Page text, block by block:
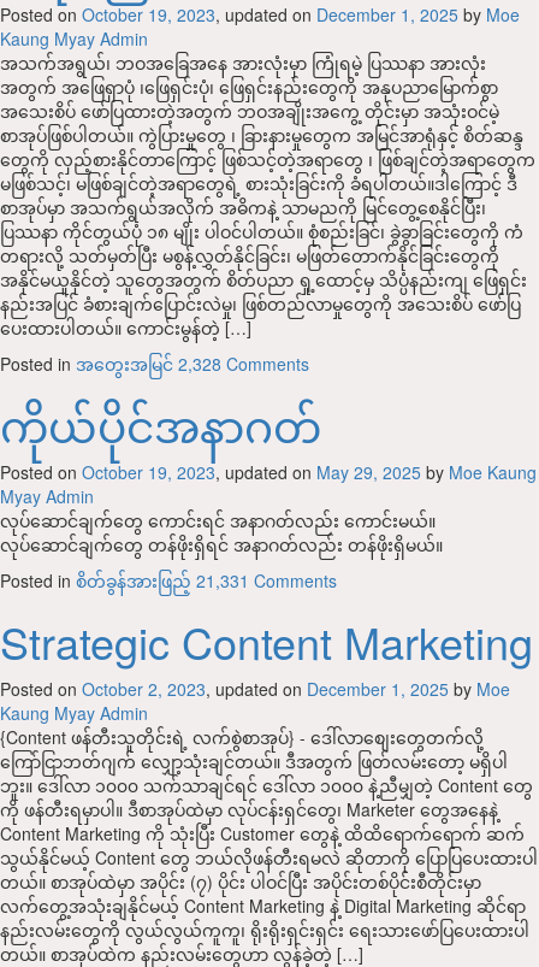
Posted on October 19, 2023, updated on December 1, 2025 by Moe
Kaung Myay Admin
အသက်အရွယ်၊ ဘဝအခြေအနေ အားလုံးမှာ ကြုံရမဲ့ ပြဿနာ အားလုံး
အတွက် အဖြေရှာပုံ ၊ဖြေရှင်းပုံ၊ ဖြေရှင်းနည်းတွေကို အနုပညာမြောက်စွာ
အသေးစိပ် ဖော်ပြထားတဲ့အတွက် ဘဝအချိုးအကွေ့ တိုင်းမှာ အသုံးဝင်မဲ့
စာအုပ်ဖြစ်ပါတယ်။ ကွဲပြားမှုတွေ ၊ ခြားနားမှုတွေက အမြင်အာရုံနှင့် စိတ်ဆန္ဒ
တွေကို လှည့်စားနိုင်တာကြောင့် ဖြစ်သင့်တဲ့အရာတွေ ၊ ဖြစ်ချင်တဲ့အရာတွေက
မဖြစ်သင့်၊ မဖြစ်ချင်တဲ့အရာတွေရဲ့ စားသုံးခြင်းကို ခံရပါတယ်။ဒါကြောင့် ဒီ
စာအုပ်မှာ အသက်ရွယ်အလိုက် အဓိကနဲ့ သာမညကို မြင်တွေ့စေနိုင်ပြီး၊
ပြဿနာ ကိုင်တွယ်ပုံ ၁၈ မျိုး ပါဝင်ပါတယ်။ စုံစည်းခြင်၊ ခွဲခွာခြင်းတွေကို ကံ
တရားလို့ သတ်မှတ်ပြီး မစွန့်လွှတ်နိုင်ခြင်း၊ မဖြတ်တောက်နိုင်ခြင်းတွေကို
အနိုင်မယူနိုင်တဲ့ သူတွေအတွက် စိတ်ပညာ ရှု့ထောင့်မှ သိပ္ပံနည်းကျ ဖြေရှင်း
နည်းအပြင် ခံစားချက်ပြောင်းလဲမှု၊ ဖြစ်တည်လာမှုတွေကို အသေးစိပ် ဖော်ပြ
ပေးထားပါတယ်။ ‌ကောင်းမွန်တဲ့ […]
Posted in အတွေးအမြင် 2,328 Comments
ကိုယ်ပိုင်အနာဂတ်
Posted on October 19, 2023, updated on May 29, 2025 by Moe Kaung
Myay Admin
လုပ်ဆောင်ချက်တွေ ကောင်းရင် အနာဂတ်လည်း ကောင်းမယ်။
လုပ်ဆောင်ချက်တွေ တန်ဖိုးရှိရင် အနာဂတ်လည်း တန်ဖိုးရှိမယ်။
Posted in စိတ်ခွန်အားဖြည့် 21,331 Comments
Strategic Content Marketing
Posted on October 2, 2023, updated on December 1, 2025 by Moe
Kaung Myay Admin
{Content ဖန်တီးသူတိုင်းရဲ့ လက်စွဲစာအုပ်} -‌ ဒေါ်လာစျေးတွေတက်လို့
ကြော်ငြာဘတ်ဂျက် လျှော့သုံးချင်တယ်။ ဒီအတွက် ဖြတ်လမ်းတော့ မရှိပါ
ဘူး။ ဒေါ်လာ ၁၀၀၀ သက်သာချင်ရင် ဒေါ်လာ ၁၀၀၀ နဲ့ညီမျှတဲ့ Content တွေ
ကို ဖန်တီးရမှာပါ။ ဒီစာအုပ်ထဲမှာ လုပ်ငန်းရှင်တွေ၊ Marketer တွေအနေနဲ့
Content Marketing ကို သုံးပြီး Customer တွေနဲ့ ထိထိရောက်ရောက် ဆက်
သွယ်နိုင်မယ့် Content တွေ ဘယ်လိုဖန်တီးရမလဲ ဆိုတာကို ပြောပြပေးထားပါ
တယ်။ စာအုပ်ထဲမှာ အပိုင်း (၇) ပိုင်း ပါဝင်ပြီး အပိုင်းတစ်ပိုင်းစီတိုင်းမှာ
လက်တွေ့အသုံးချနိုင်မယ့် Content Marketing နဲ့ Digital Marketing ဆိုင်ရာ
နည်းလမ်းတွေကို လွယ်လွယ်ကူကူ၊ ရိုးရိုးရှင်းရှင်း ရေးသားဖော်ပြပေးထားပါ
တယ်။ စာအုပ်ထဲက နည်းလမ်းတွေဟာ လွန်ခဲ့တဲ့ […]